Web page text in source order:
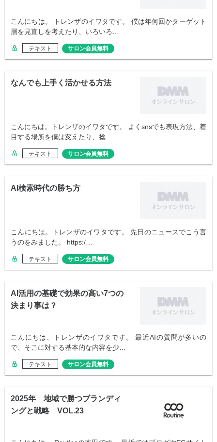
こんにちは。 トレンザのイワタです。 僕は年何回かターゲット
層を見直しを考えたり、いろいろ…
テキスト サロン会員無料
なんでも上手く活かせる方法
こんにちは。トレンザのイワタです。 よくsnsでも表現方法、着
目する場所を僕は変えたり、捻…
テキスト サロン会員無料
AI検索時代の勝ち方
こんにちは。トレンザのイワタです。 先日のニュースでこう言
うのをみました。 https:/…
テキスト サロン会員無料
AI活用の基礎で効果の高い7つの
決まり事は？
こんにちは、トレンザのイワタです。 最近AIの質問が多いの
で、そこに対する基本的な内容を少…
テキスト サロン会員無料
2025年 地域で勝つブランディ
ングと戦略 VOL.23